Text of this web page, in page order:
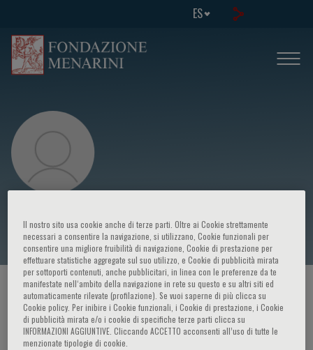
ES
Chen Qi
HOME PAGE / CURSOS Y EVENTOS / ORADOR
Il nostro sito usa cookie anche di terze parti. Oltre ai Cookie strettamente
necessari a consentire la navigazione, si utilizzano, Cookie funzionali per
consentire una migliore fruibilità di navigazione, Cookie di prestazione per
effettuare statistiche aggregate sul suo utilizzo, e Cookie di pubblicità mirata
per sottoporti contenuti, anche pubblicitari, in linea con le preferenze da te
manifestate nell‘ambito della navigazione in rete su questo e su altri siti ed
automaticamente rilevate (profilazione). Se vuoi saperne di più clicca su
Cookie policy. Per inibire i Cookie funzionali, i Cookie di prestazione, i Cookie
di pubblicità mirata e/o i cookie di specifiche terze parti clicca su
INFORMAZIONI AGGIUNTIVE. Cliccando ACCETTO acconsenti all’uso di tutte le
menzionate tipologie di cookie.